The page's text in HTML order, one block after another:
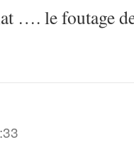
…. le foutage